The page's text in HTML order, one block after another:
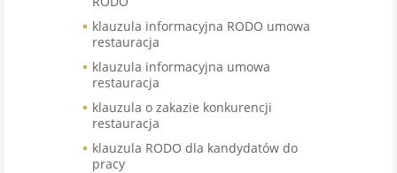
klauzula informacyjna RODO umowa
restauracja
klauzula informacyjna umowa
restauracja
klauzula o zakazie konkurencji
restauracja
klauzula RODO dla kandydatów do
pracy